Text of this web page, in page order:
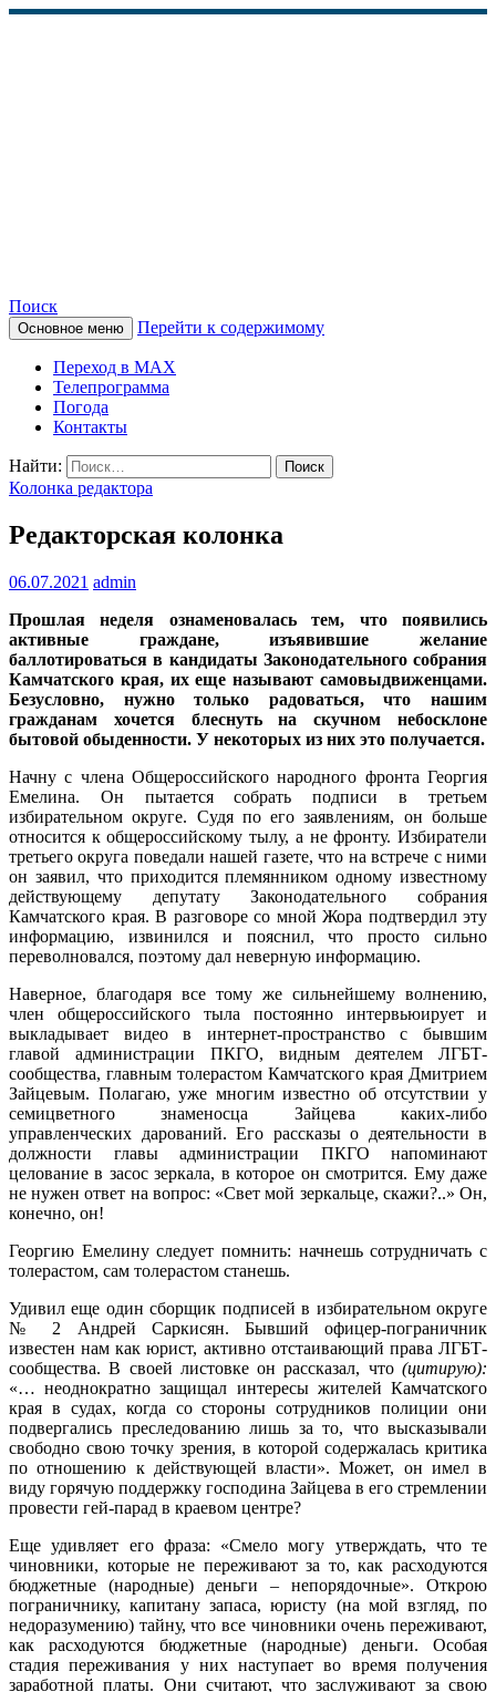
КАМЧАТСКОЕ
ИНФОРМАЦИОННОЕ
АГЕНТСТВО (КИА
«ВЕСТИ»)
Поиск
Основное меню Перейти к содержимому
Переход в MAX
Телепрограмма
Погода
Контакты
Найти:
Колонка редактора
Редакторская колонка
06.07.2021 admin
Прошлая неделя ознаменовалась тем, что появились
активные граждане, изъявившие желание
баллотироваться в кандидаты Законодательного собрания
Камчатского края, их еще называют самовыдвиженцами.
Безусловно, нужно только радоваться, что нашим
гражданам хочется блеснуть на скучном небосклоне
бытовой обыденности. У некоторых из них это получается.
Начну с члена Общероссийского народного фронта Георгия
Емелина. Он пытается собрать подписи в третьем
избирательном округе. Судя по его заявлениям, он больше
относится к общероссийскому тылу, а не фронту. Избиратели
третьего округа поведали нашей газете, что на встрече с ними
он заявил, что приходится племянником одному известному
действующему депутату Законодательного собрания
Камчатского края. В разговоре со мной Жора подтвердил эту
информацию, извинился и пояснил, что просто сильно
переволновался, поэтому дал неверную информацию.
Наверное, благодаря все тому же сильнейшему волнению,
член общероссийского тыла постоянно интервьюирует и
выкладывает видео в интернет-пространство с бывшим
главой администрации ПКГО, видным деятелем ЛГБТ-
сообщества, главным толерастом Камчатского края Дмитрием
Зайцевым. Полагаю, уже многим известно об отсутствии у
семицветного знаменосца Зайцева каких-либо
управленческих дарований. Его рассказы о деятельности в
должности главы администрации ПКГО напоминают
целование в засос зеркала, в которое он смотрится. Ему даже
не нужен ответ на вопрос: «Свет мой зеркальце, скажи?..» Он,
конечно, он!
Георгию Емелину следует помнить: начнешь сотрудничать с
толерастом, сам толерастом станешь.
Удивил еще один сборщик подписей в избирательном округе
№ 2 Андрей Саркисян. Бывший офицер-пограничник
известен нам как юрист, активно отстаивающий права ЛГБТ-
сообщества. В своей листовке он рассказал, что (цитирую):
«… неоднократно защищал интересы жителей Камчатского
края в судах, когда со стороны сотрудников полиции они
подвергались преследованию лишь за то, что высказывали
свободно свою точку зрения, в которой содержалась критика
по отношению к действующей власти». Может, он имел в
виду горячую поддержку господина Зайцева в его стремлении
провести гей-парад в краевом центре?
Еще удивляет его фраза: «Смело могу утверждать, что те
чиновники, которые не переживают за то, как расходуются
бюджетные (народные) деньги – непорядочные». Открою
пограничнику, капитану запаса, юристу (на мой взгляд, по
недоразумению) тайну, что все чиновники очень переживают,
как расходуются бюджетные (народные) деньги. Особая
стадия переживания у них наступает во время получения
заработной платы. Они считают, что заслуживают за свою